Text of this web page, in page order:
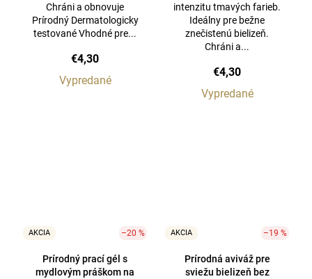
Chráni a obnovuje
Prírodný Dermatologicky
testované Vhodné pre...
€4,30
Vypredané
intenzitu tmavých farieb.
Ideálny pre bežne
znečistenú bielizeň.
Chráni a...
€4,30
Vypredané
AKCIA –20 %
Prírodný prací gél s
mydlovým práškom na
AKCIA –19 %
Prírodná aviváž pre
sviežu bielizeň bez